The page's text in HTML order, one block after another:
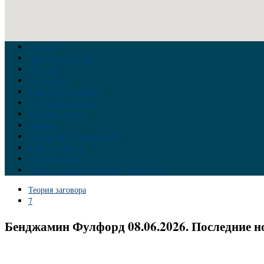
Главная
Война на Украине
Новости
Аналитика
Тайны Геополитики
Российские элиты
Теория заговора
Украина
Новый Мировой Порядок
Тайны истории
Обратная связь
Правила комментирования материалов
Теория заговора
7
Бенджамин Фулфорд 08.06.2026. Последние